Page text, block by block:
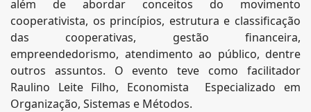
além de abordar conceitos do movimento
cooperativista, os princípios, estrutura e classificação
das cooperativas, gestão financeira,
empreendedorismo, atendimento ao público, dentre
outros assuntos. O evento teve como facilitador
Raulino Leite Filho, Economista Especializado em
Organização, Sistemas e Métodos.